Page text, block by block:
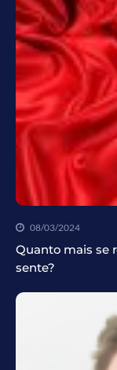
08/03/2024
Quanto mais se
sente?